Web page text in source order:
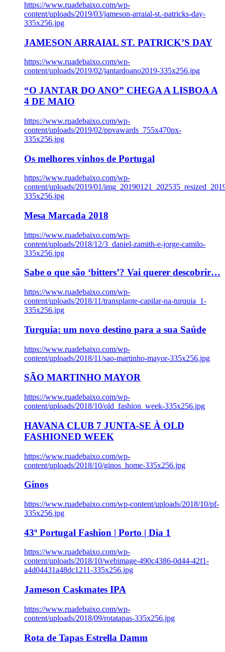
https://www.ruadebaixo.com/wp-
content/uploads/2019/03/jameson-arraial-st.-patricks-day-
335x256.jpg
JAMESON ARRAIAL ST. PATRICK’S DAY
https://www.ruadebaixo.com/wp-
content/uploads/2019/02/jantardoano2019-335x256.jpg
“O JANTAR DO ANO” CHEGA A LISBOA A
4 DE MAIO
https://www.ruadebaixo.com/wp-
content/uploads/2019/02/ppvawards_755x470px-
335x256.jpg
Os melhores vinhos de Portugal
https://www.ruadebaixo.com/wp-
content/uploads/2019/01/
335x256.jpg
Mesa Marcada 2018
https://www.ruadebaixo.com/wp-
content/uploads/2018/12/3_daniel-zamith-e-jorge-camilo-
335x256.jpg
Sabe o que são ‘bitters’? Vai querer descobrir…
https://www.ruadebaixo.com/wp-
content/uploads/2018/11/transplante-capilar-na-turquia_1-
335x256.jpg
Turquia: um novo destino para a sua Saúde
https://www.ruadebaixo.com/wp-
content/uploads/2018/11/sao-martinho-mayor-335x256.jpg
SÃO MARTINHO MAYOR
https://www.ruadebaixo.com/wp-
content/uploads/2018/10/old_fashion_week-335x256.jpg
HAVANA CLUB 7 JUNTA-SE À OLD
FASHIONED WEEK
https://www.ruadebaixo.com/wp-
content/uploads/2018/10/ginos_home-335x256.jpg
Ginos
https://www.ruadebaixo.com/wp-content/uploads/2018/10/pf-
335x256.jpg
43º Portugal Fashion | Porto | Dia 1
https://www.ruadebaixo.com/wp-
content/uploads/2018/10/webimage-490c4386-0d44-42f1-
a4d04431a48dc1211-335x256.jpg
Jameson Caskmates IPA
https://www.ruadebaixo.com/wp-
content/uploads/2018/09/rotatapas-335x256.jpg
Rota de Tapas Estrella Damm